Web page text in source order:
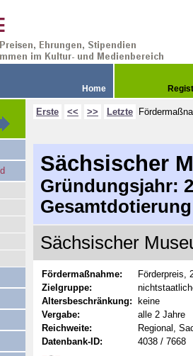
Home
Erste << >> Letzte
Sächsischer
Gründungsjahr:
Sächsischer
Fördermaßnahme:
Förderpreis,
Zielgruppe:
Altersbeschränkung:
keine
Vergabe:
alle 2 Jahre
Reichweite:
Regional,
Datenbank-ID:
4038 / 7668